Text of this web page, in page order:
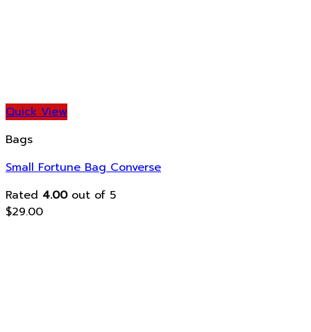
Quick View
Bags
Small Fortune Bag Converse
Rated 4.00out of 5
$29.00